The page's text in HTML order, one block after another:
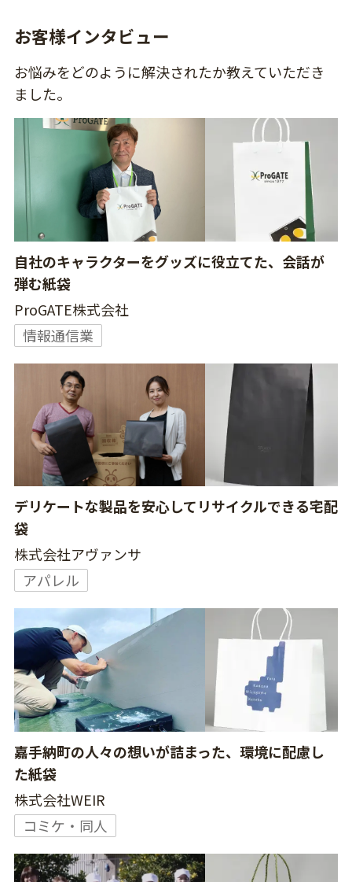
お客様インタビュー
お悩みをどのように解決されたか教えていただき
ました。
自社のキャラクターをグッズに役立てた、会話が
弾む紙袋
ProGATE株式会社
情報通信業
デリケートな製品を安心してリサイクルできる宅配
袋
株式会社アヴァンサ
アパレル
嘉手納町の人々の想いが詰まった、環境に配慮し
た紙袋
株式会社WEIR
コミケ・同人